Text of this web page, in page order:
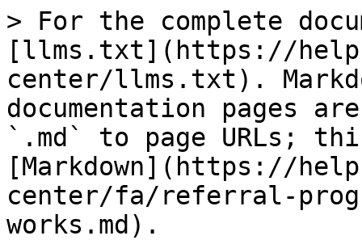
> For the complete
[llms.txt](https://
center/llms.txt).
documentation pages
`.md` to page URLs;
[Markdown](https://
center/fa/referral-
works.md).